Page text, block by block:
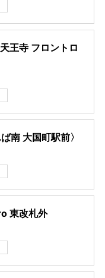
王寺 フロントロ
南 大国町駅前〉
東改札外